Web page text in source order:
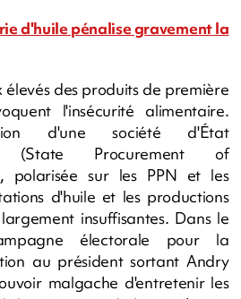
d'huile pénalise gravement la
des produits de première
l'insécurité alimentaire.
d'une société d'État
(State Procurement of
polarisée sur les PPN et les
d'huile et les productions
insuffisantes. Dans le
électorale pour la
au président sortant Andry
malgache d'entretenir les